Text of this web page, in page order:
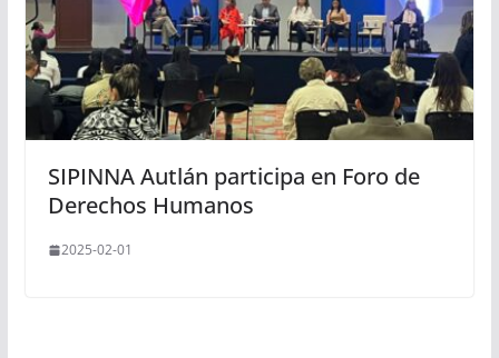
SIPINNA Autlán participa en Foro de
Derechos Humanos
2025-02-01